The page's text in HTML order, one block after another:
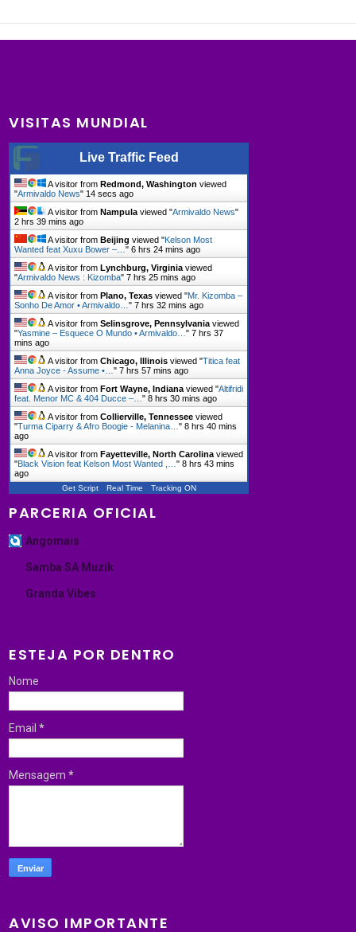
VISITAS MUNDIAL
Live Traffic Feed
A visitor fromRedmond, Washington viewed
"Armivaldo News" 15 secs ago
A visitor fromNampula viewed "Armivaldo News"
2 hrs 39 mins ago
A visitor fromBeijing viewed "Kelson Most
Wanted feat Xuxu Bower –…"6 hrs 24 mins ago
A visitor fromLynchburg, Virginia viewed
"Armivaldo News : Kizomba"7 hrs 25 mins ago
A visitor fromPlano, Texas viewed "Mr. Kizomba –
Sonho De Amor • Armivaldo…"7 hrs 32 mins ago
A visitor fromSelinsgrove, Pennsylvania viewed
"Yasmine – Esquece O Mundo • Armivaldo…"7 hrs 37
mins ago
A visitor fromChicago, Illinois viewed "Titica feat
Anna Joyce - Assume •…"7 hrs 57 mins ago
A visitor fromFort Wayne, Indiana viewed "Altifridi
feat. Menor MC & 404 Ducce –…"8 hrs 30 mins ago
A visitor fromCollierville, Tennessee viewed
"Turma Ciparry & Afro Boogie - Melanina…"8 hrs 40 mins
ago
A visitor fromFayetteville, North Carolina viewed
"Black Vision feat Kelson Most Wanted ,…"8 hrs 43 mins
ago
Get Script Real Time Tracking ON
PARCERIA OFICIAL
Angomais
Samba SA Muzik
Granda Vibes
ESTEJA POR DENTRO
Nome
Email*
Mensagem*
AVISO IMPORTANTE